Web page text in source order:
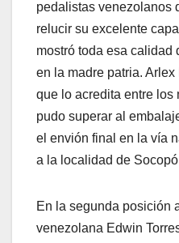
pedalistas venezolanos
relucir su excelente
mostró toda esa calidad
en la madre patria.
que lo acredita entre
pudo superar al
el envión final en la vía
a la localidad de
En la segunda posición
venezolana Edwin